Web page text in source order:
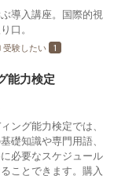
導入講座。国際的視
口。
受験したい 1
能力検定
ング能力検定では、
礎知識や専門用語、
必要なスケジュール
ことできます。購入